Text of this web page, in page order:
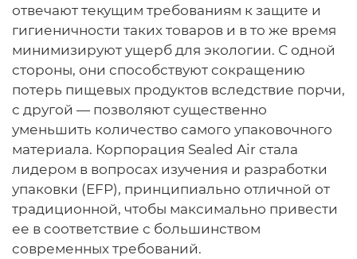
отвечают текущим требованиям к защите и
гигиеничности таких товаров и в то же время
минимизируют ущерб для экологии. С одной
стороны, они способствуют сокращению
потерь пищевых продуктов вследствие порчи,
с другой — позволяют существенно
уменьшить количество самого упаковочного
материала. Корпорация Sealed Air стала
лидером в вопросах изучения и разработки
упаковки (EFP), принципиально отличной от
традиционной, чтобы максимально привести
ее в соответствие с большинством
современных требований.